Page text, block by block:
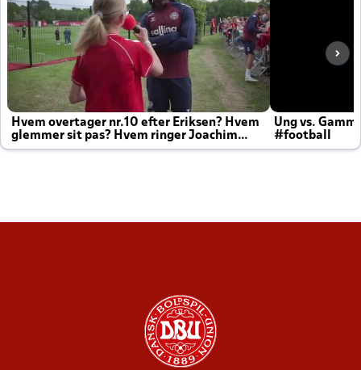
Hvem overtager nr.10 efter Eriksen? Hvem
glemmer sit pas? Hvem ringer Joachim
altid til efter kampe?
Ung vs.
#football